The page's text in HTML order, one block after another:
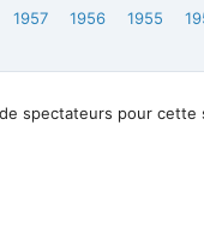
1957 1956 1955
spectateurs pour cette